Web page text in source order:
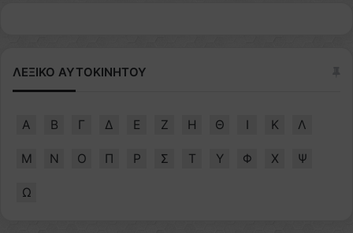
ΛΕΞΙΚΟ ΑΥΤΟΚΙΝΗΤΟΥ
Α Β Γ Δ Ε Ζ Η Θ Ι Κ Λ
Μ Ν Ο Π Ρ Σ Τ Υ Φ Χ Ψ
Ω